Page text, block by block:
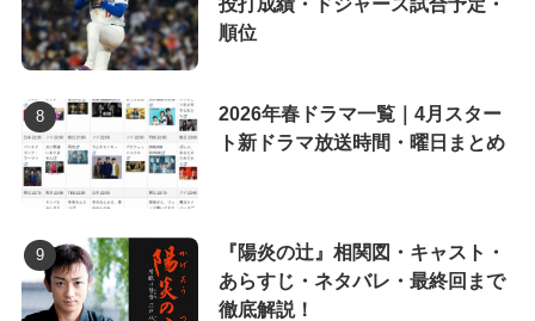
順位
2026年春ドラマ一覧｜4月スター
ト新ドラマ放送時間・曜日まとめ
『陽炎の辻』相関図・キャスト・
あらすじ・ネタバレ・最終回まで
徹底解説！